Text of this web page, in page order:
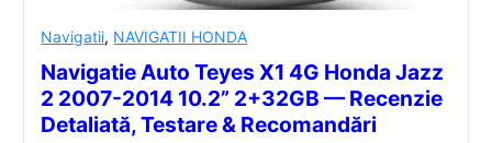
Navigatii, NAVIGATII HONDA
Navigatie Auto Teyes X1 4G Honda Jazz
2 2007-2014 10.2” 2+32GB — Recenzie
Detaliată, Testare & Recomandări